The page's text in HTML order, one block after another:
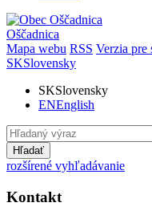
Oščadnica
Mapa webu RSS Verzia pre
SKSlovensky
SKSlovensky
ENEnglish
Hľadať
rozšírené vyhľadávanie
Kontakt